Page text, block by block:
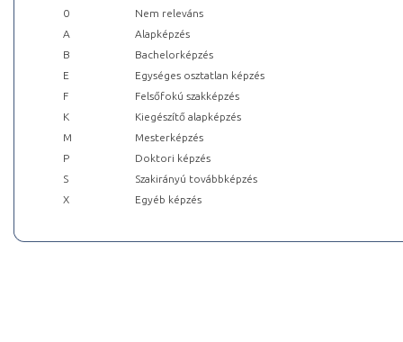
0
Nem releváns
A
Alapképzés
B
Bachelorképzés
E
Egységes osztatlan képzés
F
Felsőfokú szakképzés
K
Kiegészítő alapképzés
M
Mesterképzés
P
Doktori képzés
S
Szakirányú továbbképzés
X
Egyéb képzés